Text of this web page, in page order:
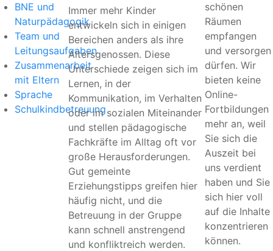
BNE und
Naturpädagogik
Team und
Leitungsaufgaben
Zusammenarbeit
mit Eltern
Sprache
Schulkindbetreuung
Immer mehr Kinder
entwickeln sich in einigen
Bereichen anders als ihre
Altersgenossen. Diese
Unterschiede zeigen sich im
Lernen, in der
Kommunikation, im Verhalten
oder im sozialen Miteinander
und stellen pädagogische
Fachkräfte im Alltag oft vor
große Herausforderungen.
Gut gemeinte
Erziehungstipps greifen hier
häufig nicht, und die
Betreuung in der Gruppe
kann schnell anstrengend
und konfliktreich werden.
schönen
Räumen
empfangen
und versorgen
dürfen. Wir
bieten keine
Online-
Fortbildungen
mehr an, weil
Sie sich die
Auszeit bei
uns verdient
haben und Sie
sich hier voll
auf die Inhalte
konzentrieren
können.